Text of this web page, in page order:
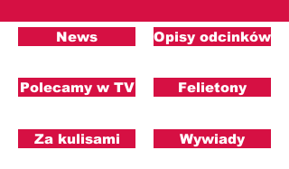
News
Polecamy w TV
Za kulisami
Opisy odcinków
Felietony
Wywiady